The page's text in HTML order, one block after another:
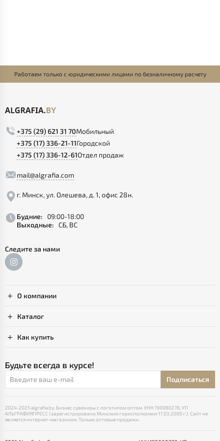
Работаем только с юридическими лицами по безналичному расчету
+375 (29) 621 31 70Мобильный
+375 (17) 336-21-11Городской
+375 (17) 336-12-61Отдел продаж
mail@algrafia.com
г. Минск, ул. Олешева, д. 1, офис 28н.
Будние:
09:00-18:00
Выходные: СБ, ВС
Следите за нами
О компании
Каталог
Как купить
Будьте всегда в курсе!
Подписаться
2024-2025 algrafia.by. Бизнес сувениры с логотипом оптом. УНН 190080278, УП
АЛЬГРАФИЯПРЕСС (зарегистрировано Минским горисполкомом 17.03.2000 г.). Сайт не
является интернет-магазином. Только оптовые продажи.